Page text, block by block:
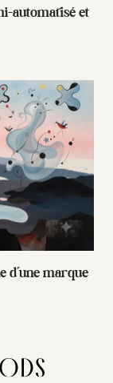
automatisé et
d’une marque